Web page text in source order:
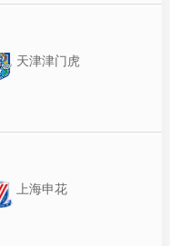
天津津门虎
上海申花